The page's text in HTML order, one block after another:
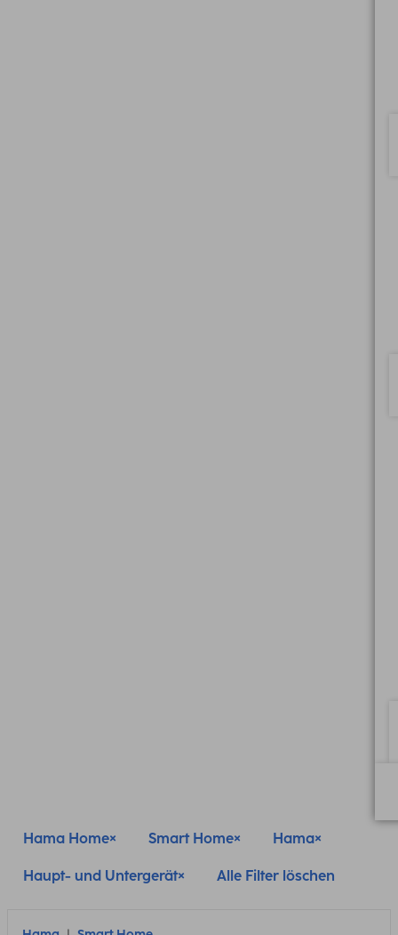
Hama Home Smart Home Hama
Haupt- und Untergerät Alle Filter löschen